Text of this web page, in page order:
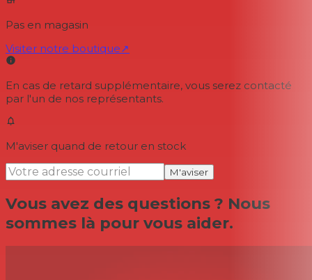
Pas en magasin
Visiter notre boutique↗
En cas de retard supplémentaire, vous serez contacté
par l'un de nos représentants.
M'aviser quand de retour en stock
M'aviser
Vous avez des questions ? Nous
sommes là pour vous aider.